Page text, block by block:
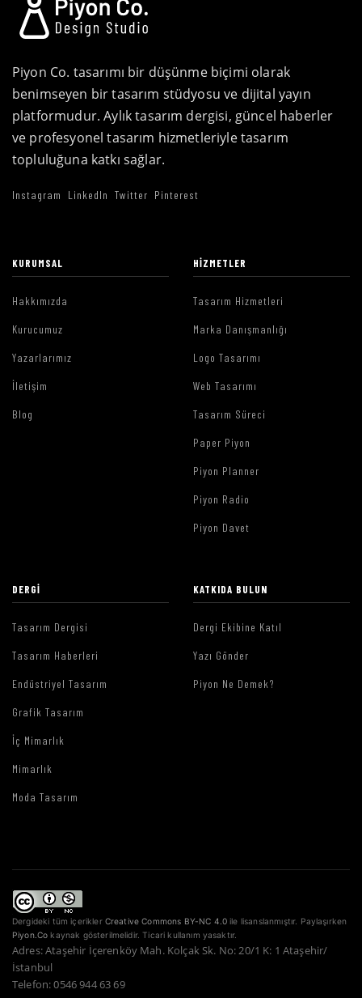
Piyon Co. tasarımı bir düşünme biçimi olarak
benimseyen bir tasarım stüdyosu ve dijital yayın
platformudur. Aylık tasarım dergisi, güncel haberler
ve profesyonel tasarım hizmetleriyle tasarım
topluluğuna katkı sağlar.
Instagram LinkedIn Twitter Pinterest
KURUMSAL
Hakkımızda
Kurucumuz
Yazarlarımız
İletişim
Blog
HIZMETLER
Tasarım Hizmetleri
Marka Danışmanlığı
Logo Tasarımı
Web Tasarımı
Tasarım Süreci
Paper Piyon
Piyon Planner
Piyon Radio
Piyon Davet
DERGI
Tasarım Dergisi
Tasarım Haberleri
Endüstriyel Tasarım
Grafik Tasarım
İç Mimarlık
Mimarlık
Moda Tasarım
KATKIDA BULUN
Dergi Ekibine Katıl
Yazı Gönder
Piyon Ne Demek?
Dergideki tüm içerikler Creative Commons BY-NC 4.0 ile lisanslanmıştır. Paylaşırken
Piyon.Co kaynak gösterilmelidir. Ticari kullanım yasaktır.
Adres: Ataşehir İçerenköy Mah. Kolçak Sk. No: 20/1 K: 1 Ataşehir/
İstanbul
Telefon: 0546 944 63 69